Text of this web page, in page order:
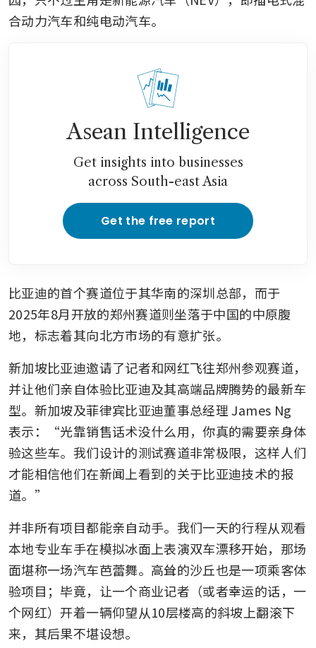
合动力汽车和纯电动汽车。
Asean Intelligence
Get insights into businesses
across South-east Asia
Get the free report
比亚迪的首个赛道位于其华南的深圳总部，而于
2025年8月开放的郑州赛道则坐落于中国的中原腹
地，标志着其向北方市场的有意扩张。
新加坡比亚迪邀请了记者和网红飞往郑州参观赛道，
并让他们亲自体验比亚迪及其高端品牌腾势的最新车
型。新加坡及菲律宾比亚迪董事总经理 James Ng
表示：“光靠销售话术没什么用，你真的需要亲身体
验这些车。我们设计的测试赛道非常极限，这样人们
才能相信他们在新闻上看到的关于比亚迪技术的报
道。”
并非所有项目都能亲自动手。我们一天的行程从观看
本地专业车手在模拟冰面上表演双车漂移开始，那场
面堪称一场汽车芭蕾舞。高耸的沙丘也是一项乘客体
验项目；毕竟，让一个商业记者（或者幸运的话，一
个网红）开着一辆仰望从10层楼高的斜坡上翻滚下
来，其后果不堪设想。